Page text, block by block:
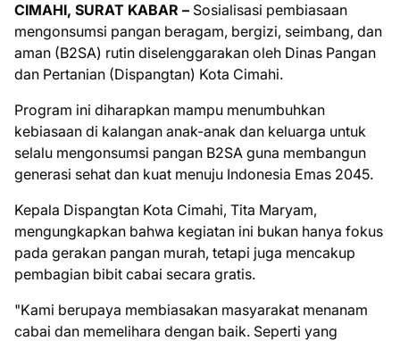
CIMAHI, SURAT KABAR – Sosialisasi pembiasaan
mengonsumsi pangan beragam, bergizi, seimbang, dan
aman (B2SA) rutin diselenggarakan oleh Dinas Pangan
dan Pertanian (Dispangtan) Kota Cimahi.
Program ini diharapkan mampu menumbuhkan
kebiasaan di kalangan anak-anak dan keluarga untuk
selalu mengonsumsi pangan B2SA guna membangun
generasi sehat dan kuat menuju Indonesia Emas 2045.
Kepala Dispangtan Kota Cimahi, Tita Maryam,
mengungkapkan bahwa kegiatan ini bukan hanya fokus
pada gerakan pangan murah, tetapi juga mencakup
pembagian bibit cabai secara gratis.
"Kami berupaya membiasakan masyarakat menanam
cabai dan memelihara dengan baik. Seperti yang